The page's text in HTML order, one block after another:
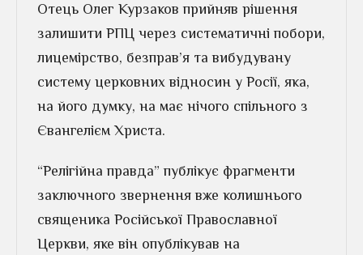
Отець Олег Курзаков прийняв рішення
залишити РПЦ через систематичні побори,
лицемірство, безправ’я та вибудувану
систему церковних відносин у Росії, яка,
на його думку, на має нічого спільного з
Євангелієм Христа.
“Релігійна правда” публікує фрагменти
заключного звернення вже колишнього
священика Російської Православної
Церкви, яке він опублікував на